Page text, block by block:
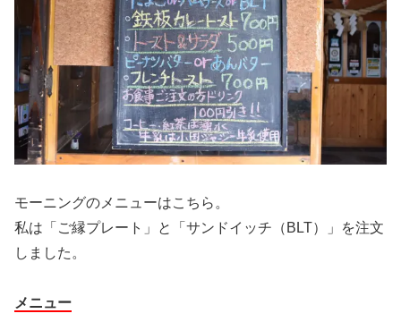
モーニングのメニューはこちら。
私は「ご縁プレート」と「サンドイッチ（BLT）」を注文
しました。
メニュー